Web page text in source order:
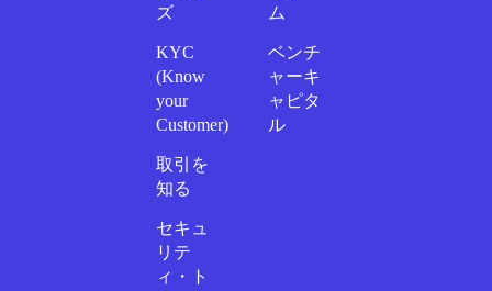
ズ
KYC
(Know
your
Customer)
取引を
知る
セキュ
リテ
ィ・ト
ム
ベンチ
ャーキ
ャピタ
ル